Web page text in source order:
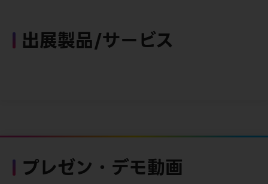
出展製品/サービス
プレゼン・デモ動画